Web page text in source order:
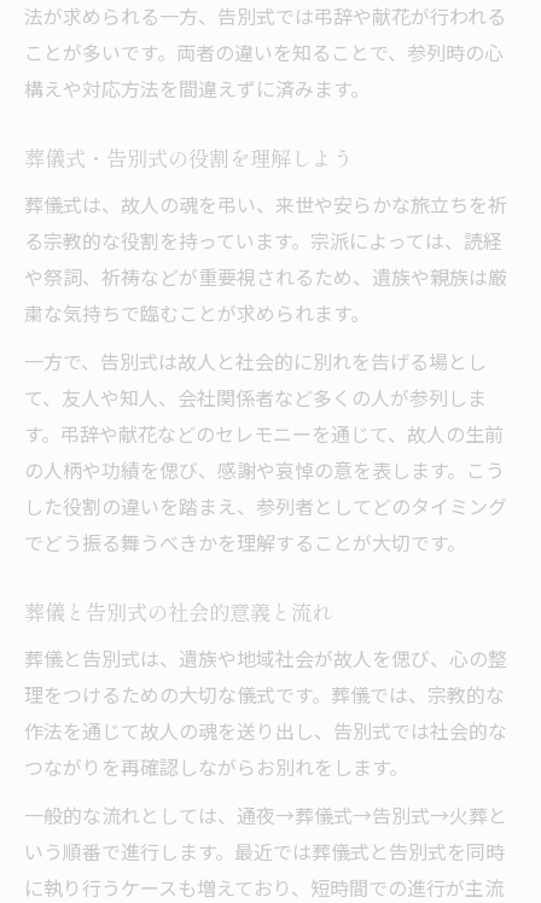
法が求められる一方、告別式では弔辞や献花が行われる
ことが多いです。両者の違いを知ることで、参列時の心
構えや対応方法を間違えずに済みます。
葬儀式・告別式の役割を理解しよう
葬儀式は、故人の魂を弔い、来世や安らかな旅立ちを祈
る宗教的な役割を持っています。宗派によっては、読経
や祭詞、祈祷などが重要視されるため、遺族や親族は厳
粛な気持ちで臨むことが求められます。
一方で、告別式は故人と社会的に別れを告げる場とし
て、友人や知人、会社関係者など多くの人が参列しま
す。弔辞や献花などのセレモニーを通じて、故人の生前
の人柄や功績を偲び、感謝や哀悼の意を表します。こう
した役割の違いを踏まえ、参列者としてどのタイミング
でどう振る舞うべきかを理解することが大切です。
葬儀と告別式の社会的意義と流れ
葬儀と告別式は、遺族や地域社会が故人を偲び、心の整
理をつけるための大切な儀式です。葬儀では、宗教的な
作法を通じて故人の魂を送り出し、告別式では社会的な
つながりを再確認しながらお別れをします。
一般的な流れとしては、通夜→葬儀式→告別式→火葬と
いう順番で進行します。最近では葬儀式と告別式を同時
に執り行うケースも増えており、短時間での進行が主流